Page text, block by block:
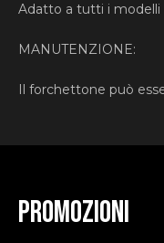
Adatto a tutti i modelli
MANUTENZIONE:
Il forchettone può
Promozioni